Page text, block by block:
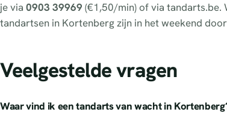
je via 0903 39969 (€1,50/min) of via tandarts.be.
tandartsen in Kortenberg zijn in het weekend
Veelgestelde vragen
Waar vind ik een tandarts van wacht in